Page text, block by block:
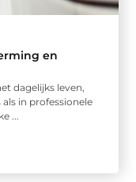
en
dagelijks leven,
in professionele
...